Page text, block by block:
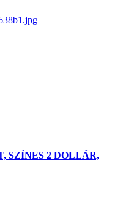
SZÍNES 2 DOLLÁR,